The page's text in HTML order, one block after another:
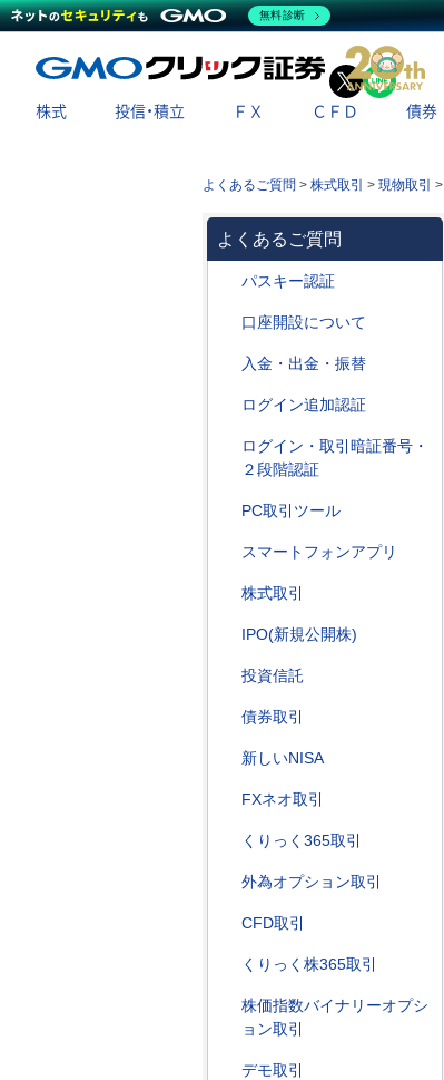
X
株式 投信・積立 ＦＸ ＣＦＤ 債券
よくあるご質問 > 株式取引 > 現物取引 >
よくあるご質問
パスキー認証
口座開設について
入金・出金・振替
ログイン追加認証
ログイン・取引暗証番号・
２段階認証
PC取引ツール
スマートフォンアプリ
株式取引
IPO(新規公開株)
投資信託
債券取引
新しいNISA
FXネオ取引
くりっく365取引
外為オプション取引
CFD取引
くりっく株365取引
株価指数バイナリーオプシ
ョン取引
デモ取引
無料診断